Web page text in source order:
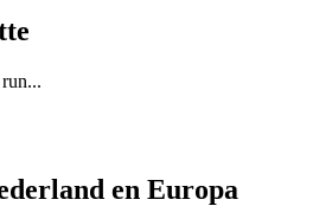
en Europa